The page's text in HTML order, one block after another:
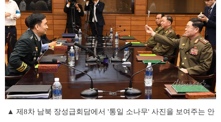
▲ 제8차 남북 장성급회담에서 '통일 소나무' 사진을 보여주는 안